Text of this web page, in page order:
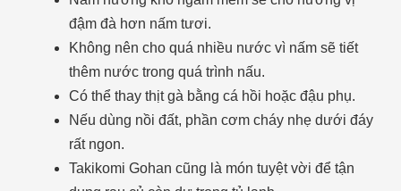
đậm đà hơn nấm tươi.
Không nên cho quá nhiều nước vì nấm sẽ tiết
thêm nước trong quá trình nấu.
Có thể thay thịt gà bằng cá hồi hoặc đậu phụ.
Nếu dùng nồi đất, phần cơm cháy nhẹ dưới đáy
rất ngon.
Takikomi Gohan cũng là món tuyệt vời để tận